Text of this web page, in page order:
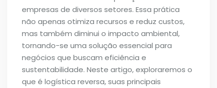
empresas de diversos setores. Essa prática
não apenas otimiza recursos e reduz custos,
mas também diminui o impacto ambiental,
tornando-se uma solução essencial para
negócios que buscam eficiência e
sustentabilidade. Neste artigo, exploraremos o
que é logística reversa, suas principais